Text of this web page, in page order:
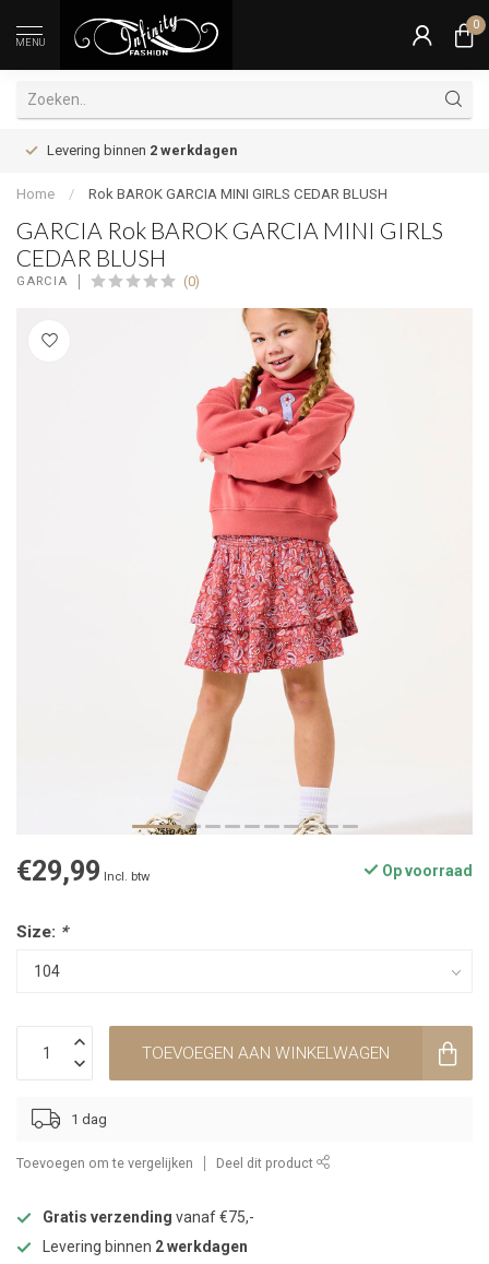
MENU
0
Levering binnen 2 werkdagen
Home / Rok BAROK GARCIA MINI GIRLS CEDAR BLUSH
GARCIA Rok BAROK GARCIA MINI GIRLS
CEDAR BLUSH
GARCIA (0)
€29,99 Incl. btw Op voorraad
Size: *
TOEVOEGEN AAN WINKELWAGEN
1 dag
Toevoegen om te vergelijken Deel dit product
Gratis verzending vanaf €75,-
Levering binnen 2 werkdagen